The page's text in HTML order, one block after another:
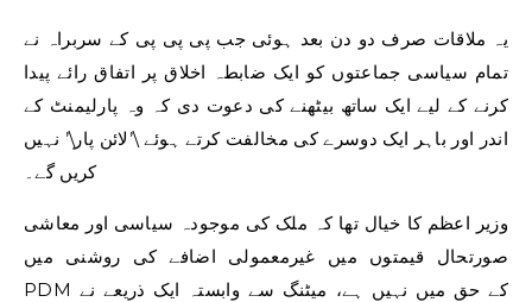
یہ ملاقات صرف دو دن بعد ہوئی جب پی پی پی کے سربراہ نے
تمام سیاسی جماعتوں کو ایک ضابطہ اخلاق پر اتفاق رائے پیدا
کرنے کے لیے ایک ساتھ بیٹھنے کی دعوت دی کہ وہ پارلیمنٹ کے
اندر اور باہر ایک دوسرے کی مخالفت کرتے ہوئے \’لائن پار\’ نہیں
کریں گے۔
وزیر اعظم کا خیال تھا کہ ملک کی موجودہ سیاسی اور معاشی
صورتحال قیمتوں میں غیرمعمولی اضافے کی روشنی میں
PDM کے حق میں نہیں ہے، میٹنگ سے وابستہ ایک ذریعے نے